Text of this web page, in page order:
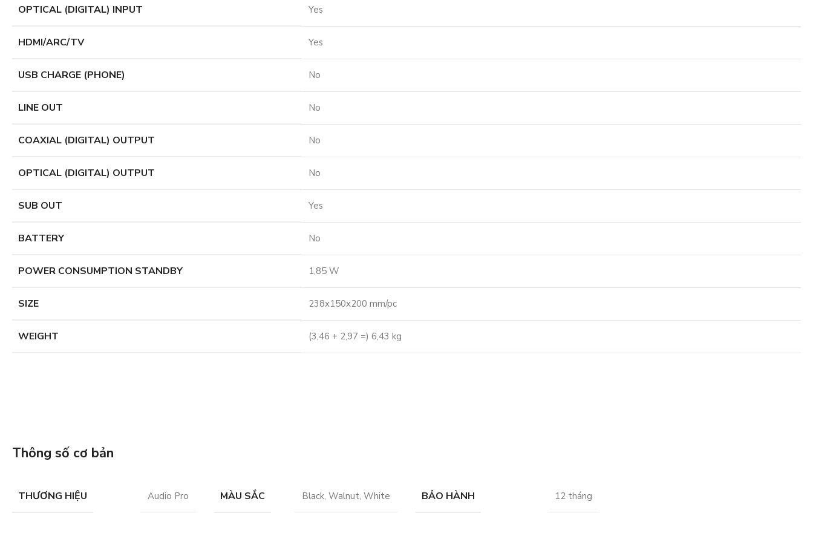
OPTICAL (DIGITAL) INPUT Yes
HDMI/ARC/TV Yes
USB CHARGE (PHONE) No
LINE OUT No
COAXIAL (DIGITAL) OUTPUT No
OPTICAL (DIGITAL) OUTPUT No
SUB OUT Yes
BATTERY No
POWER CONSUMPTION STANDBY 1,85 W
SIZE 238x150x200 mm/pc
WEIGHT (3,46 + 2,97 =) 6,43 kg
Thông số cơ bản
THƯƠNG HIỆU Audio Pro MÀU SẮC Black, Walnut, White BẢO HÀNH 12 tháng